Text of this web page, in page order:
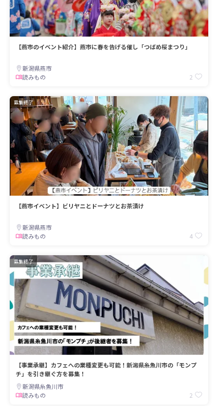
【燕市のイベント紹介】燕市に春を告げる催し「つばめ桜まつり」
新潟県燕市
読みもの
2
募集終了
【燕市イベント】ビリヤニとドーナツとお茶漬け
新潟県燕市
読みもの
4
募集終了
【事業承継】カフェへの業種変更も可能！新潟県糸魚川市の「モンプ
チ」を引き継ぐ方を募集！
新潟県糸魚川市
読みもの
2